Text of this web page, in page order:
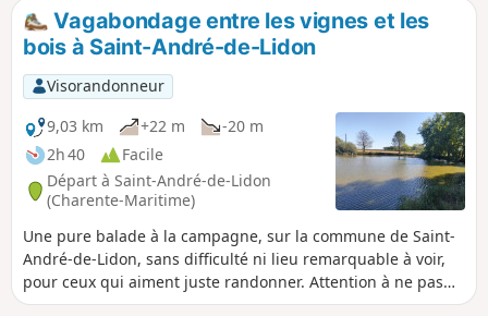
Vagabondage entre les vignes et les
bois à Saint-André-de-Lidon
Visorandonneur
9,03 km
+22 m
-20 m
2h 40
Facile
Départ à Saint-André-de-Lidon
(Charente-Maritime)
Une pure balade à la campagne, sur la commune de Saint-
André-de-Lidon, sans difficulté ni lieu remarquable à voir,
pour ceux qui aiment juste randonner. Attention à ne pas
gêner le passage en stationnant votre ou vos véhicules.